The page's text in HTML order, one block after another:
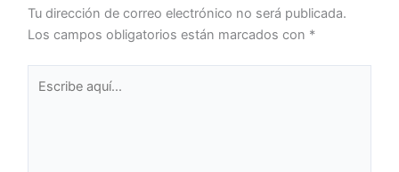
Tu dirección de correo electrónico no será publicada.
Los campos obligatorios están marcados con *
aquí...